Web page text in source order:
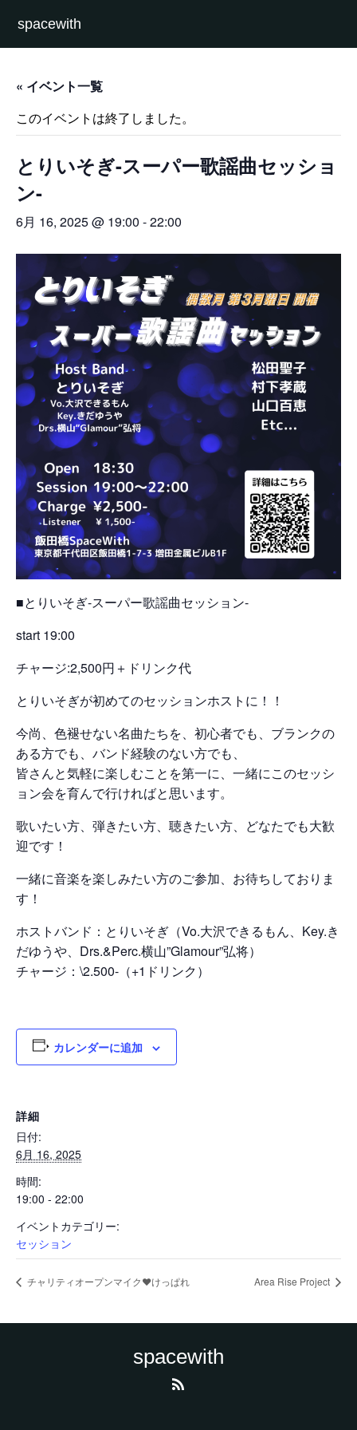
spacewith
« イベント一覧
このイベントは終了しました。
とりいそぎ-スーパー歌謡曲セッショ
ン-
6月 16, 2025 @ 19:00 -22:00
■とりいそぎ-スーパー歌謡曲セッション-
start 19:00
チャージ:2,500円＋ドリンク代
とりいそぎが初めてのセッションホストに！！
今尚、色褪せない名曲たちを、初心者でも、ブランクの
ある方でも、バンド経験のない方でも、
皆さんと気軽に楽しむことを第一に、一緒にこのセッシ
ョン会を育んで行ければと思います。
歌いたい方、弾きたい方、聴きたい方、どなたでも大歓
迎です！
一緒に音楽を楽しみたい方のご参加、お待ちしておりま
す！
ホストバンド：とりいそぎ（Vo.大沢できるもん、Key.き
だゆうや、Drs.&Perc.横山”Glamour”弘将）
チャージ：\2.500-（+1ドリンク）
カレンダーに追加
詳細
日付:
6月 16, 2025
時間:
19:00 - 22:00
イベントカテゴリー:
セッション
チャリティオープンマイク❤けっぱれ Area Rise Project
spacewith